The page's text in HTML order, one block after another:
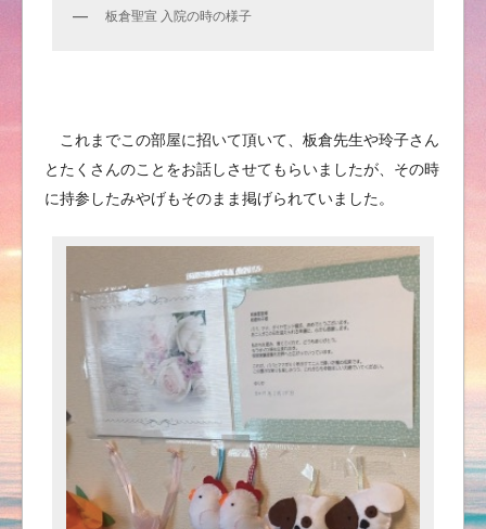
板倉聖宣 入院の時の様子
これまでこの部屋に招いて頂いて、板倉先生や玲子さん
とたくさんのことをお話しさせてもらいましたが、その時
に持参したみやげもそのまま掲げられていました。